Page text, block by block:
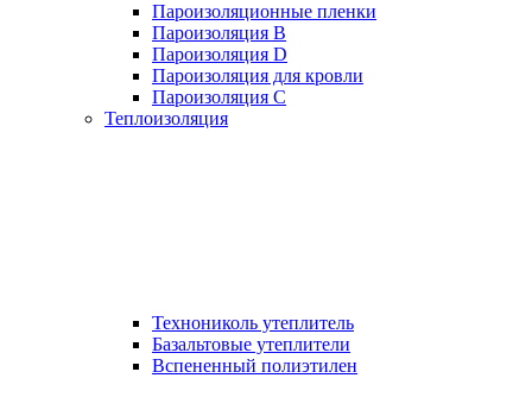
Пароизоляционные пленки
Пароизоляция B
Пароизоляция D
Пароизоляция для кровли
Пароизоляция С
Теплоизоляция
Технониколь утеплитель
Базальтовые утеплители
Вспененный полиэтилен